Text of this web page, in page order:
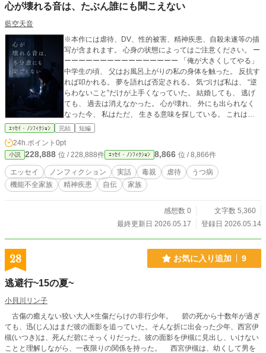
心が壊れる音は、たぶん誰にも聞こえない
藍空天音
※本作には虐待、DV、性的被害、精神疾患、自殺未遂等の描
写が含まれます。 心身の状態によってはご注意ください。 ー
ーーーーーーーーーーーーーーーー 「俺が大きくしてやる」
中学生の頃、 父はお風呂上がりの私の身体を触った。 反抗す
れば叩かれる。 夢を語れば否定される。 気づけば私は、 “逆
らわないこと”だけが上手くなっていた。 結婚しても、 逃げ
ても、 過去は消えなかった。 心が壊れ、 外にも出られなく
なった今、 私はただ、 生きる意味を探している。 これは、
虐待、支配、うつ病、自殺未遂を経て、 それでも終われなか
ｴｯｾｲ・ﾉﾝﾌｨｸｼｮﾝ 完結 短編
24h.ポイント 0pt
小説 228,888 位 / 228,888件 ｴｯｾｲ・ﾉﾝﾌｨｸｼｮﾝ 8,866 位 / 8,866件
エッセイ ノンフィクション 実話 毒親 虐待
うつ病
機能不全家族
精神疾患 自伝 家族
感想数 0
文字数 5,360
最終更新日 2026.05.17
登録日 2026.05.14
28 お気に入り追加 9
逃避行~15の夏~
小貝川リン子
古傷の癒えない狡い大人×生傷だらけの非行少年。 碧の死から十数年が過ぎ
ても、迅(じん)はまだ彼の面影を追っていた。そんな折に出会った少年、西宮伊
槻(いつき)は、死んだ碧にそっくりだった。彼の面影を伊槻に見出し、いけない
ことと理解しながら、一夜限りの関係を持った。 西宮伊槻は、幼くして男を